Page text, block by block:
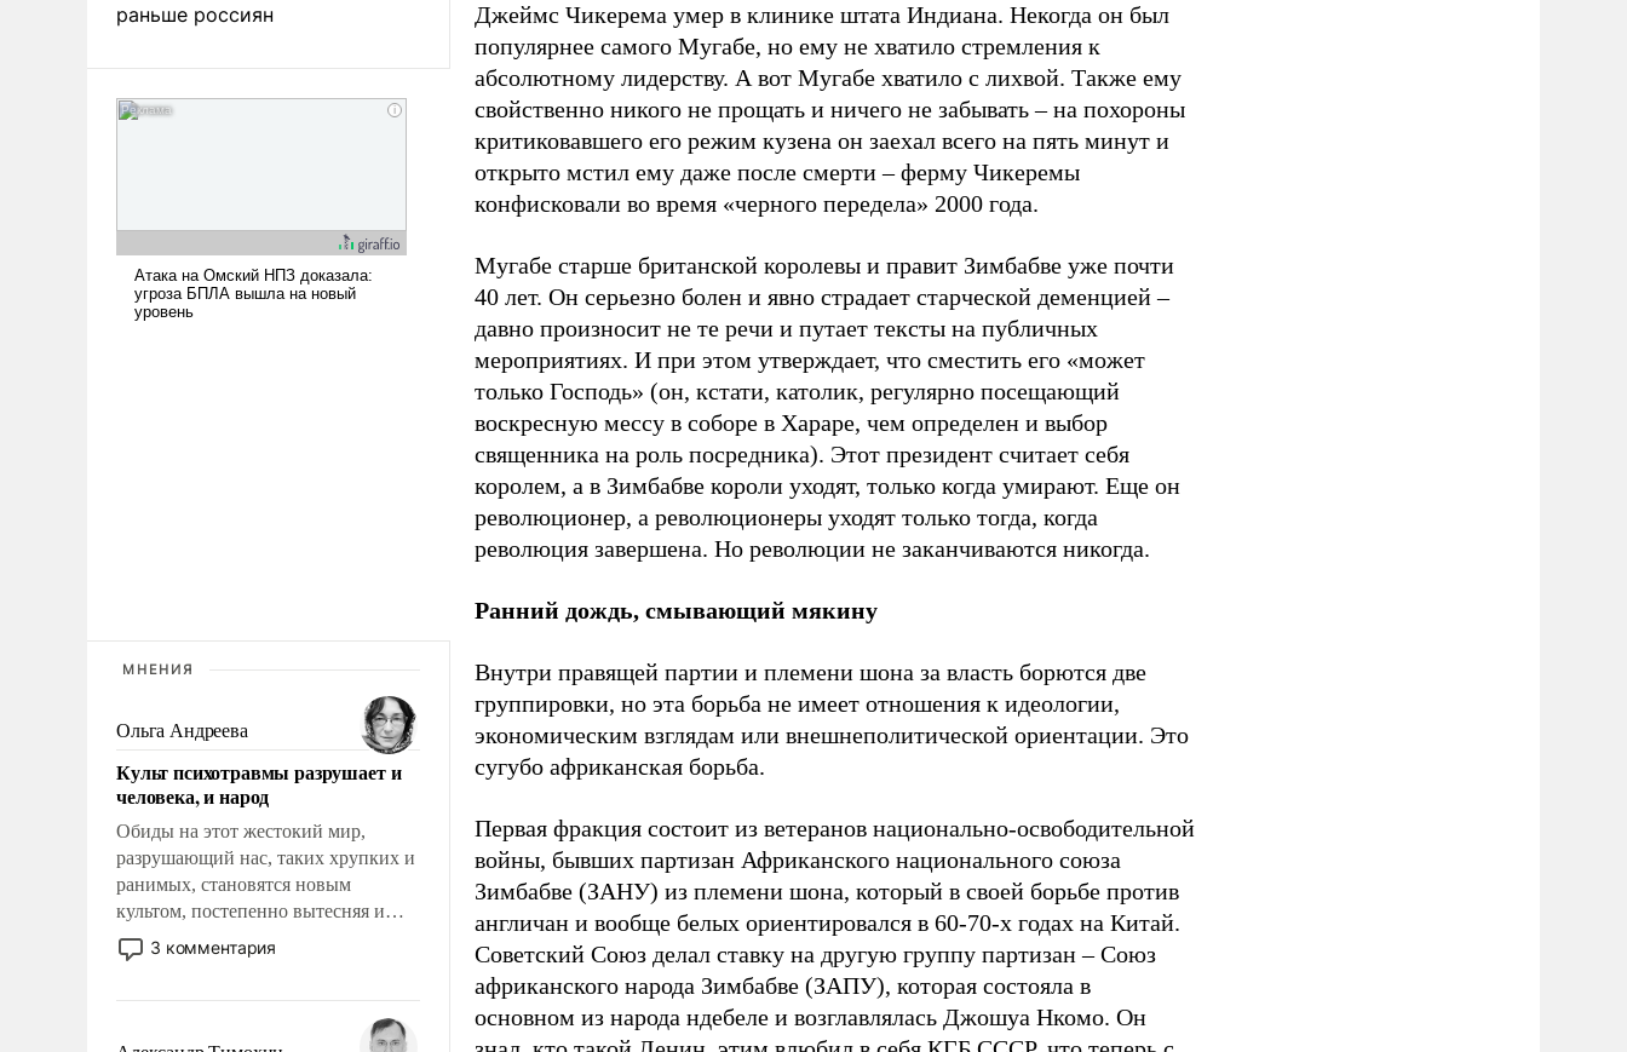
раньше россиян
МНЕНИЯ
Ольга Андреева
Культ психотравмы разрушает и
человека, и народ
Обиды на этот жестокий мир,
разрушающий нас, таких хрупких и
ранимых, становятся новым
культом, постепенно вытесняя и
отменяя традиционное требование к
человеку – быть мужественным и
на себя ответственность, помогать
слабым, идти вперед и
3 комментария
Джеймс Чикерема умер в клинике штата Индиана. Некогда он был
популярнее самого Мугабе, но ему не хватило стремления к
абсолютному лидерству. А вот Мугабе хватило с лихвой. Также ему
свойственно никого не прощать и ничего не забывать – на похороны
критиковавшего его режим кузена он заехал всего на пять минут и
открыто мстил ему даже после смерти – ферму Чикеремы
конфисковали во время «черного передела» 2000 года.
Мугабе старше британской королевы и правит Зимбабве уже почти
40 лет. Он серьезно болен и явно страдает старческой деменцией –
давно произносит не те речи и путает тексты на публичных
мероприятиях. И при этом утверждает, что сместить его «может
только Господь» (он, кстати, католик, регулярно посещающий
воскресную мессу в соборе в Хараре, чем определен и выбор
священника на роль посредника). Этот президент считает себя
королем, а в Зимбабве короли уходят, только когда умирают. Еще он
революционер, а революционеры уходят только тогда, когда
революция завершена. Но революции не заканчиваются никогда.
Ранний дождь, смывающий мякину
Внутри правящей партии и племени шона за власть борются две
группировки, но эта борьба не имеет отношения к идеологии,
экономическим взглядам или внешнеполитической ориентации. Это
сугубо африканская борьба.
Первая фракция состоит из ветеранов национально-освободительной
войны, бывших партизан Африканского национального союза
Зимбабве (ЗАНУ) из племени шона, который в своей борьбе против
англичан и вообще белых ориентировался в 60-70-х годах на Китай.
Советский Союз делал ставку на другую группу партизан – Союз
африканского народа Зимбабве (ЗАПУ), которая состояла в
основном из народа ндебеле и возглавлялась Джошуа Нкомо. Он